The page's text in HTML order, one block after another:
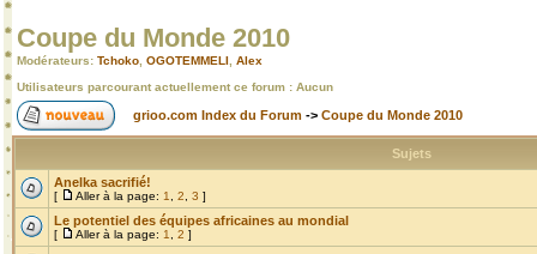
Coupe du Monde 2010
Modérateurs: Tchoko OGOTEMMELI Alex
Utilisateurs parcourant actuellement ce forum : Aucun
grioo.com Index du Forum -> Coupe du Monde 2010
Sujets
Anelka sacrifié!
[ Aller à la page: 1 2 3 ]
Le potentiel des équipes africaines au mondial
[ Aller à la page: 1 2 ]